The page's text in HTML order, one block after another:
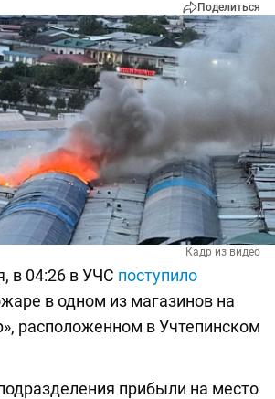
Поделиться
Кадр из видео
в 04:26 в УЧС поступило
в одном из магазинов на
расположенном в Учтепинском
прибыли на место